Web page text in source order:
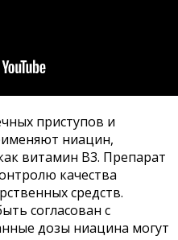
приступов и
ниацин,
витамин B3. Препарат
качества
средств.
согласован с
дозы ниацина могут